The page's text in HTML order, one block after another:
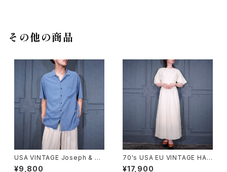
その他の商品
USA VINTAGE Joseph & Fe
iss OPEN COLLAR HALF SL
¥9,800
70's USA EU VINTAGE HAN
RO BACK RIBBON LACE DE
¥17,900